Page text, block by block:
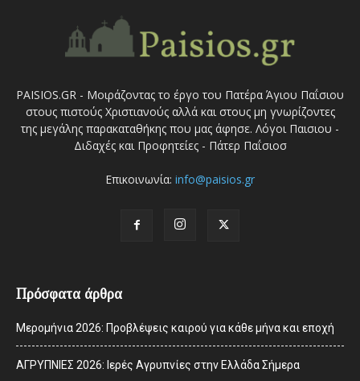
PAISIOS.GR - Μοιράζοντας το έργο του Πατέρα Άγιου Παΐσιου
στους πιστούς Χριστιανούς αλλά και στους μη γνωρίζοντες
της μεγάλης παρακαταθήκης που μας άφησε. Λόγοι Παισιου -
Διδαχές και Προφητείες - Πάτερ Παΐσιοσ
Επικοινωνία: info@paisios.gr
Πρόσφατα άρθρα
Μερομήνια 2026: Προβλέψεις καιρού για κάθε μήνα και εποχή
ΑΓΡΥΠΝΙΕΣ 2026: Ιερές Αγρυπνίες στην Ελλάδα Σήμερα